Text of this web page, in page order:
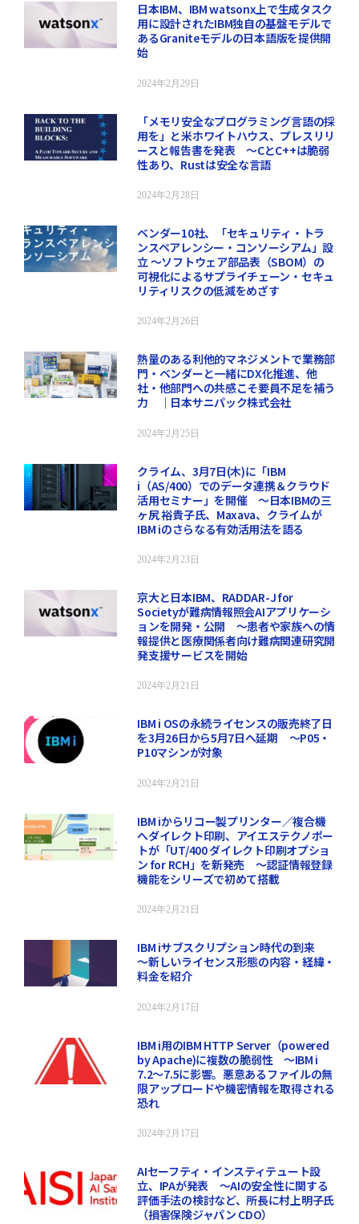
日本IBM、IBM watsonx上で生成タスク
用に設計されたIBM独自の基盤モデルで
あるGraniteモデルの日本語版を提供開
始
2024年2月29日
「メモリ安全なプログラミング言語の採
用を」と米ホワイトハウス、プレスリリ
ースと報告書を発表 ～CとC++は脆弱
性あり、Rustは安全な言語
2024年2月28日
ベンダー10社、「セキュリティ・トラ
ンスペアレンシー・コンソーシアム」設
立 ～ソフトウェア部品表（SBOM）の
可視化によるサプライチェーン・セキュ
リティリスクの低減をめざす
2024年2月26日
熱量のある利他的マネジメントで業務部
門・ベンダーと一緒にDX化推進、他
社・他部門への共感こそ要員不足を補う
力 ｜日本サニパック株式会社
2024年2月25日
クライム、3月7日(木)に「IBM
i（AS/400）でのデータ連携＆クラウド
活用セミナー」を開催 ～日本IBMの三
ヶ尻 裕貴子氏、Maxava、クライムが
IBM iのさらなる有効活用法を語る
2024年2月23日
京大と日本IBM、RADDAR-J for
Societyが難病情報照会AIアプリケーシ
ョンを開発・公開 ～患者や家族への情
報提供と医療関係者向け難病関連研究開
発支援サービスを開始
2024年2月21日
IBM i OSの永続ライセンスの販売終了日
を3月26日から5月7日へ延期 ～P05・
P10マシンが対象
2024年2月21日
IBM iからリコー製プリンター／複合機
へダイレクト印刷、アイエステクノポー
トが「UT/400 ダイレクト印刷オプショ
ン for RCH」を新発売 ～認証情報登録
機能をシリーズで初めて搭載
2024年2月21日
IBM iサブスクリプション時代の到来
～新しいライセンス形態の内容・経緯・
料金を紹介
2024年2月17日
IBM i用のIBM HTTP Server（powered
by Apache)に複数の脆弱性 ～IBM i
7.2～7.5に影響。悪意あるファイルの無
限アップロードや機密情報を取得される
恐れ
2024年2月17日
AIセーフティ・インスティテュート設
立、IPAが発表 ～AIの安全性に関する
評価手法の検討など、所長に村上明子氏
（損害保険ジャパン CDO）